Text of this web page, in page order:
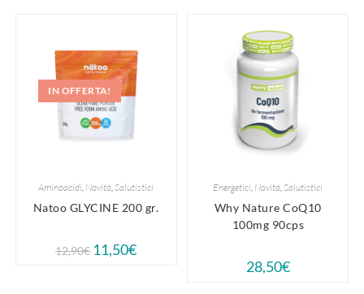
IN OFFERTA!
Aminoacidi, Novità,Salutistici
Natoo GLYCINE 200 gr.
12,90€ 11,50€
Energetici, Novità,Salutistici
Why Nature CoQ10
100mg 90cps
28,50€